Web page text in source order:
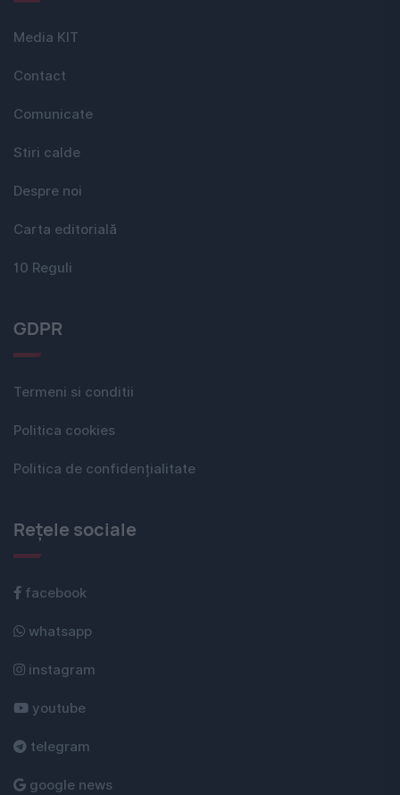
Media KIT
Contact
Comunicate
Stiri calde
Despre noi
Carta editorială
10 Reguli
GDPR
Termeni si conditii
Politica cookies
Politica de confidențialitate
Rețele sociale
facebook
whatsapp
instagram
youtube
telegram
google news